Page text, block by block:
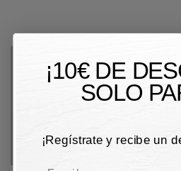
¡10€ DE
SOLO
¡Regístrate y recibe un